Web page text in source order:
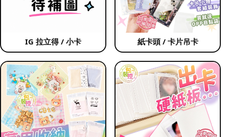
IG 拉立得 / 小卡 紙卡頭 / 卡片吊卡